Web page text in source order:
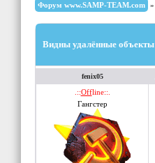
Форум www.SAMP-TEAM.com »
Видны удалённые объекты
fenix05
.::Offline::.
Гангстер